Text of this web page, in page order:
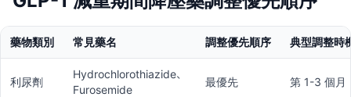
藥物類別 常見藥名 調整優先順序 典型調整時
利尿劑
Hydrochlorothiazide、
Furosemide
最優先 第 1-3 個月